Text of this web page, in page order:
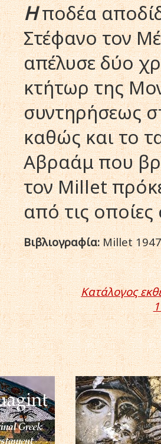
Hποδέα
Στέφανο τον
απέλυσε δύο
κτήτωρ της
συντηρήσεως
καθώς και το
Aβραάμ που
τον Millet
από τις
Bιβλιογραφία:Millet
Κατάλογος